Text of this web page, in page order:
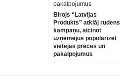
Birojs “Latvijas
Produkts” atklāj rudens
kampaņu, aicinot
uzņēmējus popularizēt
vietējās preces un
pakalpojumus